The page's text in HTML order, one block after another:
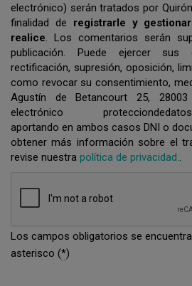
electrónico) serán tratados por
finalidad de registrarle y
realice . Los comentarios serán
publicación. Puede ejercer sus
rectificación, supresión, oposición,
como revocar su consentimiento,
Agustín de Betancourt 25,
electrónico
aportando en ambos casos DNI o
obtener más información sobre el
revise nuestra política de privacidad.
Los campos obligatorios se
asterisco (*)